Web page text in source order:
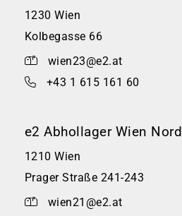
1230 Wien
Kolbegasse 66
wien23@e2.at
+43 1 615 161 60
e2 Abhollager Wien Nord
1210 Wien
Prager Straße 241-243
wien21@e2.at